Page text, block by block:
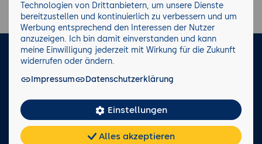
LinkedIn Facebook
Facts
0221 82 80 90
Technologien von Drittanbietern, um unsere Dienste
bereitzustellen und kontinuierlich zu verbessern und um
Werbung entsprechend den Interessen der Nutzer
anzuzeigen. Ich bin damit einverstanden und kann
meine Einwilligung jederzeit mit Wirkung für die Zukunft
widerrufen oder ändern.
Impressum
Datenschutzerklärung
Einstellungen
Alles akzeptieren